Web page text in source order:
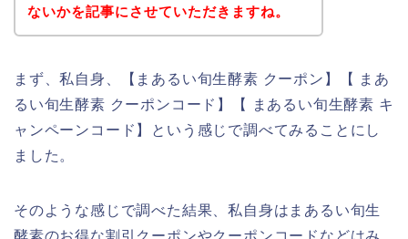
ないかを記事にさせていただきますね。
まず、私自身、【まあるい旬生酵素 クーポン】【 まあ
るい旬生酵素 クーポンコード】【 まあるい旬生酵素 キ
ャンペーンコード】という感じで調べてみることにし
ました。
そのような感じで調べた結果、私自身はまあるい旬生